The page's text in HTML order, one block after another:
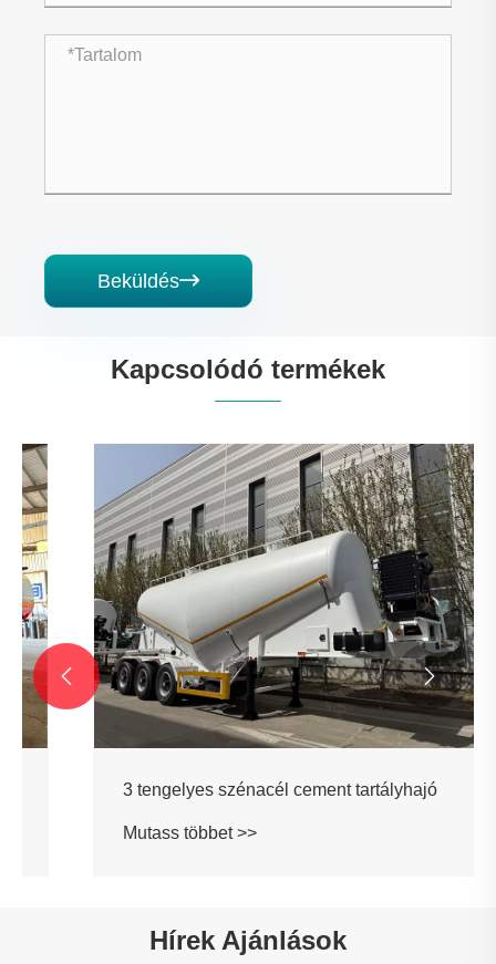
Beküldés
Kapcsolódó termékek
3 tengelyes szénacél cement tartályhajó
Mutass többet >>
 
Hírek Ajánlások